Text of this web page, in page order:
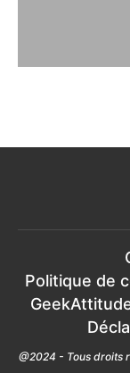
Politique de
@2024 - Tous droits